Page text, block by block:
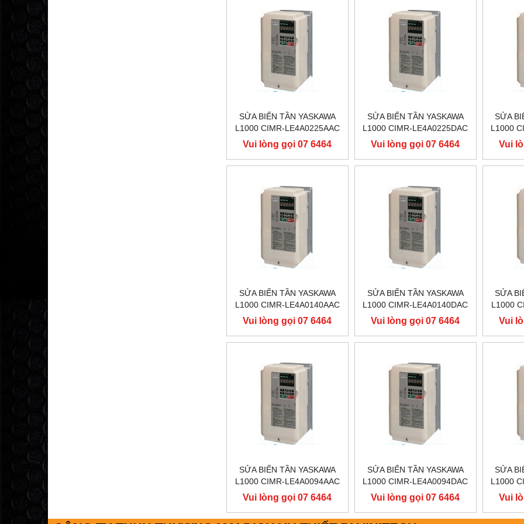
SỬA BIẾN TẦN YASKAWA
L1000 CIMR-LE4A0225AAC
400V 110KW, BIẾN TẦN
YASKAWA L1000
Vui lòng gọi 07 6464
9556
SỬA BIẾN TẦN YASKAWA
L1000 CIMR-LE4A0225DAC
400V 110KW, BIẾN TẦN
YASKAWA L1000
Vui lòng gọi 07 6464
9556
SỬA
L1000
400V
Vui
SỬA BIẾN TẦN YASKAWA
L1000 CIMR-LE4A0140AAC
400V 75KW, BIẾN TẦN
YASKAWA L1000
Vui lòng gọi 07 6464
9556
SỬA BIẾN TẦN YASKAWA
L1000 CIMR-LE4A0140DAC
400V 75KW, BIẾN TẦN
YASKAWA L1000
Vui lòng gọi 07 6464
9556
SỬA
L1000
400V
Vui
SỬA BIẾN TẦN YASKAWA
L1000 CIMR-LE4A0094AAC
400V 45KW, BIẾN TẦN
YASKAWA L1000
Vui lòng gọi 07 6464
9556
SỬA BIẾN TẦN YASKAWA
L1000 CIMR-LE4A0094DAC
400V 45KW, BIẾN TẦN
YASKAWA L1000
Vui lòng gọi 07 6464
9556
SỬA
L1000
400V
Vui